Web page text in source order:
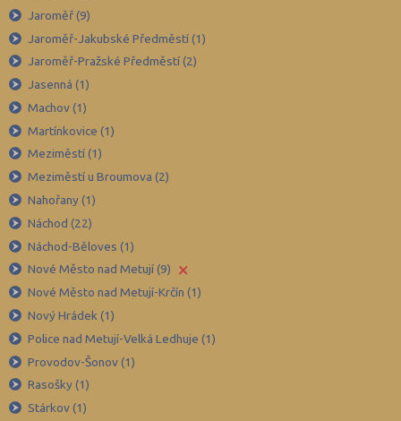
Hradec Králové (139)
Cheb (61)
Chomutov (65)
Jablonec nad Nisou (67)
Jeseník (42)
Jičín (75)
Jihlava (94)
Jindřichův Hradec (76)
Karlovy Vary (93)
Karviná (145)
Kladno (129)
Klatovy (69)
Kroměříž (96)
Jaroměř (9)
Jaroměř-Jakubské Předměstí (1)
Jaroměř-Pražské Předměstí (2)
Jasenná (1)
Machov (1)
Martínkovice (1)
Meziměstí (1)
Meziměstí u Broumova (2)
Nahořany (1)
Náchod (22)
Náchod-Běloves (1)
Nové Město nad Metují (9)
×
Nové Město nad Metují-Krčín (1)
Nový Hrádek (1)
Police nad Metují-Velká Ledhuje (1)
Provodov-Šonov (1)
Rasošky (1)
Stárkov (1)